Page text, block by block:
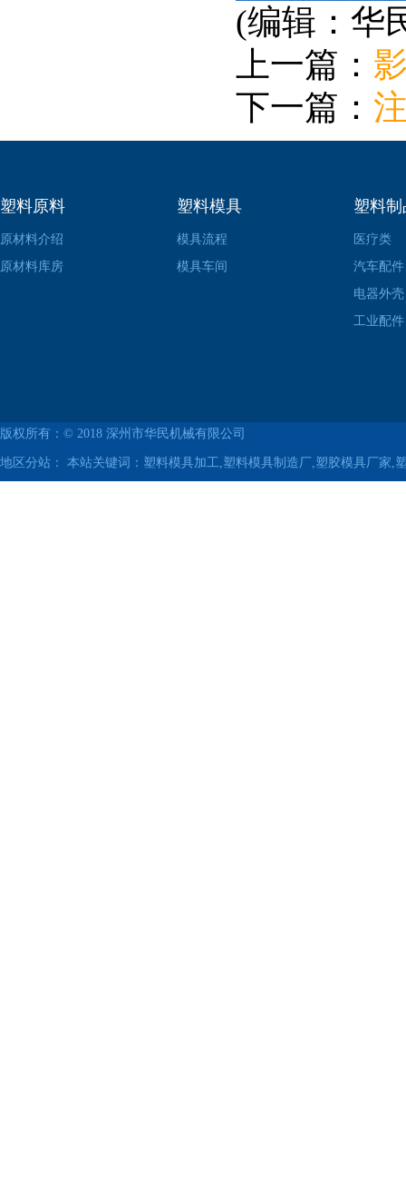
(编辑：华
上一篇：
下一篇：
塑料原料
原材料介绍
原材料库房
塑料模具
模具流程
模具车间
塑料制
医疗类
汽车配件
电器外壳
工业配件
版权所有：© 2018 深州市华民机械有限公司
地区分站： 本站关键词：塑料模具加工,塑料模具制造厂,塑胶模具厂家,